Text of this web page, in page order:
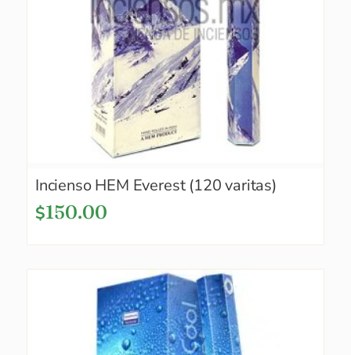
Incienso HEM Everest (120 varitas)
$150.00